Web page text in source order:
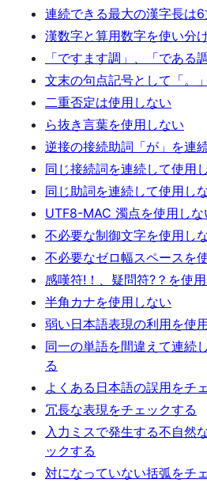
連続できる最大の漢字長は
漢数字と算用数字を使い分
「ですます調」、「である
文末の句点記号として「。
二重否定は使用しない
ら抜き言葉を使用しない
逆接の接続助詞「が」を連
同じ接続詞を連続して使用
同じ助詞を連続して使用し
UTF8-MAC 濁点を使用しな
不必要な制御文字を使用し
不必要なゼロ幅スペースを
感嘆符!！、疑問符?？を使
半角カナを使用しない
弱い日本語表現の利用を使
同一の単語を間違えて連続
る
よくある日本語の誤用をチ
冗長な表現をチェックする
入力ミスで発生する不自然
ックする
対になっていない括弧をチ